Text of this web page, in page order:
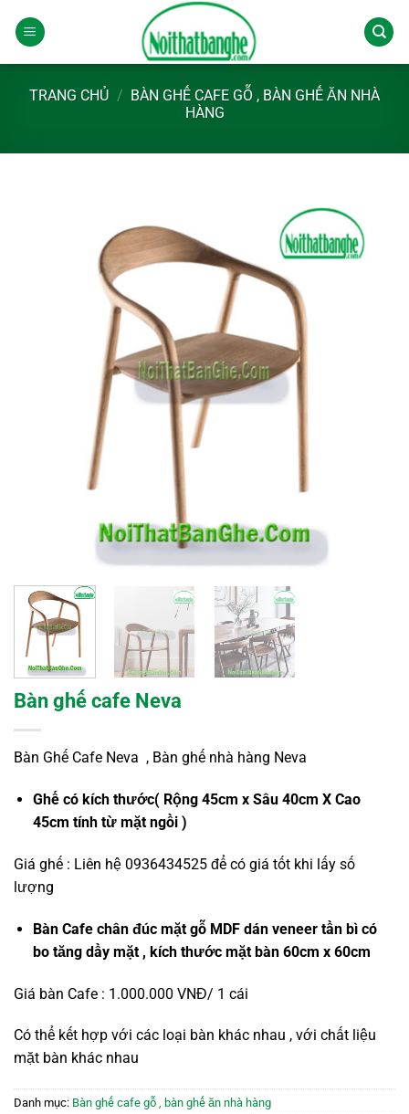
đến
TRANG CHỦ / BÀN GHẾ CAFE GỖ , BÀN GHẾ ĂN NHÀ
HÀNG
Bàn ghế cafe Neva
Bàn Ghế Cafe Neva , Bàn ghế nhà hàng Neva
Ghế có kích thước( Rộng 45cm x Sâu 40cm X Cao
45cm tính từ mặt ngồi )
Giá ghế : Liên hệ 0936434525 để có giá tốt khi lấy số
lượng
Bàn Cafe chân đúc mặt gỗ MDF dán veneer tần bì có
bo tăng dầy mặt , kích thước mặt bàn 60cm x 60cm
Giá bàn Cafe : 1.000.000 VNĐ/ 1 cái
Có thể kết hợp với các loại bàn khác nhau , với chất liệu
mặt bàn khác nhau
Danh mục: Bàn ghế cafe gỗ , bàn ghế ăn nhà hàng